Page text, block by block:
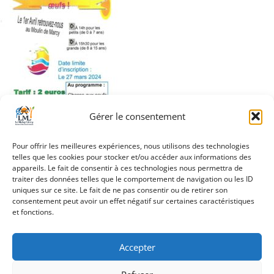
Gérer le consentement
Pour offrir les meilleures expériences, nous utilisons des technologies
telles que les cookies pour stocker et/ou accéder aux informations des
appareils. Le fait de consentir à ces technologies nous permettra de
traiter des données telles que le comportement de navigation ou les ID
uniques sur ce site. Le fait de ne pas consentir ou de retirer son
consentement peut avoir un effet négatif sur certaines caractéristiques
et fonctions.
Accepter
Navigation
de
l’article
Chasse aux oeufs au
Moulin de Marcy